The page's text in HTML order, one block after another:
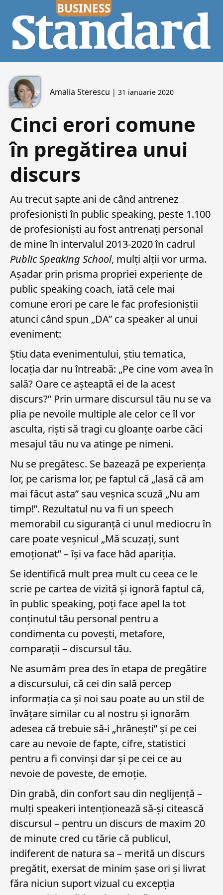
Amalia Sterescu | 31 ianuarie 2020
Cinci erori comune
în pregătirea unui
discurs
Au trecut șapte ani de când antrenez
profesioniști în public speaking, peste 1.100
de profesioniști au fost antrenați personal
de mine în intervalul 2013-2020 în cadrul
Public Speaking School, mulți alții vor urma.
Așadar prin prisma propriei experiențe de
public speaking coach, iată cele mai
comune erori pe care le fac profesioniștii
atunci când spun „DA” ca speaker al unui
eveniment:
Știu data evenimentului, știu tematica,
locația dar nu întreabă: „Pe cine vom avea în
sală? Oare ce așteaptă ei de la acest
discurs?” Prin urmare discursul tău nu se va
plia pe nevoile multiple ale celor ce îl vor
asculta, riști să tragi cu gloanțe oarbe căci
mesajul tău nu va atinge pe nimeni.
Nu se pregătesc. Se bazează pe experiența
lor, pe carisma lor, pe faptul că „lasă că am
mai făcut asta” sau veșnica scuză „Nu am
timp!”. Rezultatul nu va fi un speech
memorabil cu siguranță ci unul mediocru în
care poate veșnicul „Mă scuzați, sunt
emoționat” – își va face hâd apariția.
Se identifică mult prea mult cu ceea ce le
scrie pe cartea de vizită și ignoră faptul că,
în public speaking, poți face apel la tot
conținutul tău personal pentru a
condimenta cu povești, metafore,
comparații – discursul tău.
Ne asumăm prea des în etapa de pregătire
a discursului, că cei din sală percep
informația ca și noi sau poate au un stil de
învățare similar cu al nostru și ignorăm
adesea că trebuie să-i „hrănești” și pe cei
care au nevoie de fapte, cifre, statistici
pentru a fi convinși dar și pe cei ce au
nevoie de poveste, de emoție.
Din grabă, din confort sau din neglijență –
mulți speakeri intenționează să-și citească
discursul – pentru un discurs de maxim 20
de minute cred cu tărie că publicul,
indiferent de natura sa – merită un discurs
pregătit, exersat de minim șase ori și livrat
făra niciun suport vizual cu excepția